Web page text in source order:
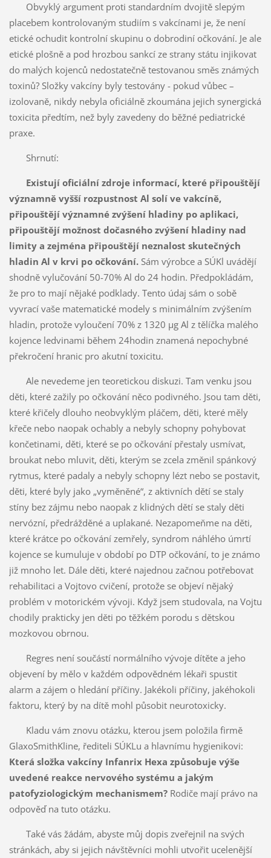
Obvyklý argument proti standardním dvojitě slepým
placebem kontrolovaným studiím s vakcínami je, že není
etické ochudit kontrolní skupinu o dobrodiní očkování. Je ale
etické plošně a pod hrozbou sankcí ze strany státu injikovat
do malých kojenců nedostatečně testovanou směs známých
toxinů? Složky vakcíny byly testovány - pokud vůbec –
izolovaně, nikdy nebyla oficiálně zkoumána jejich synergická
toxicita předtím, než byly zavedeny do běžné pediatrické
praxe.
Shrnutí:
Existují oficiální zdroje informací, které připouštějí
významně vyšší rozpustnost Al solí ve vakcíně,
připouštějí významné zvýšení hladiny po aplikaci,
připouštějí možnost dočasného zvýšení hladiny nad
limity a zejména připouštějí neznalost skutečných
hladin Al v krvi po očkování.Sám výrobce a SÚKl uvádějí
shodně vylučování 50-70% Al do 24 hodin. Předpokládám,
že pro to mají nějaké podklady. Tento údaj sám o sobě
vyvrací vaše matematické modely s minimálním zvýšením
hladin, protože vyloučení 70% z 1320 µg Al z tělíčka malého
kojence ledvinami během 24hodin znamená nepochybné
překročení hranic pro akutní toxicitu.
Ale nevedeme jen teoretickou diskuzi. Tam venku jsou
děti, které zažily po očkování něco podivného. Jsou tam děti,
které křičely dlouho neobvyklým pláčem, děti, které měly
křeče nebo naopak ochably a nebyly schopny pohybovat
končetinami, děti, které se po očkování přestaly usmívat,
broukat nebo mluvit, děti, kterým se zcela změnil spánkový
rytmus, které padaly a nebyly schopny lézt nebo se postavit,
děti, které byly jako „vyměněné“, z aktivních dětí se staly
stíny bez zájmu nebo naopak z klidných dětí se staly děti
nervózní, předrážděné a uplakané. Nezapomeňme na děti,
které krátce po očkování zemřely, syndrom náhlého úmrtí
kojence se kumuluje v období po DTP očkování, to je známo
již mnoho let. Dále děti, které najednou začnou potřebovat
rehabilitaci a Vojtovo cvičení, protože se objeví nějaký
problém v motorickém vývoji. Když jsem studovala, na Vojtu
chodily prakticky jen děti po těžkém porodu s dětskou
mozkovou obrnou.
Regres není součástí normálního vývoje dítěte a jeho
objevení by mělo v každém odpovědném lékaři spustit
alarm a zájem o hledání příčiny. Jakékoli příčiny, jakéhokoli
faktoru, který by na dítě mohl působit neurotoxicky.
Kladu vám znovu otázku, kterou jsem položila firmě
GlaxoSmithKline, řediteli SÚKLu a hlavnímu hygienikovi:
Která složka vakcíny Infanrix Hexa způsobuje výše
uvedené reakce nervového systému a jakým
patofyziologickým mechanismem? Rodiče mají právo na
odpověď na tuto otázku.
Také vás žádám, abyste můj dopis zveřejnil na svých
stránkách, aby si jejich návštěvníci mohli utvořit ucelenější